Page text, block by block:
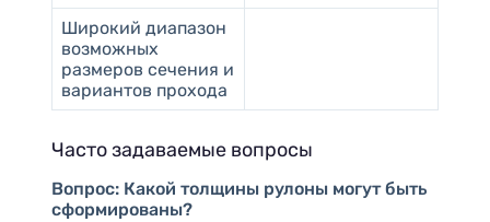
Широкий диапазон
возможных
размеров сечения и
вариантов прохода
Часто задаваемые вопросы
Вопрос: Какой толщины рулоны могут быть
сформированы?